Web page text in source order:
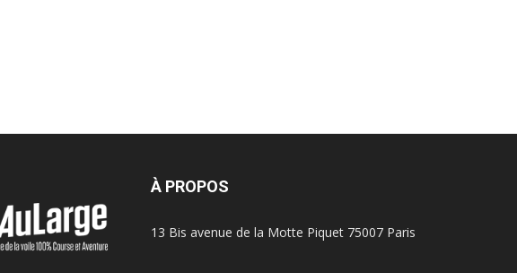
À PROPOS
13 Bis avenue de la Motte Piquet 75007 Paris